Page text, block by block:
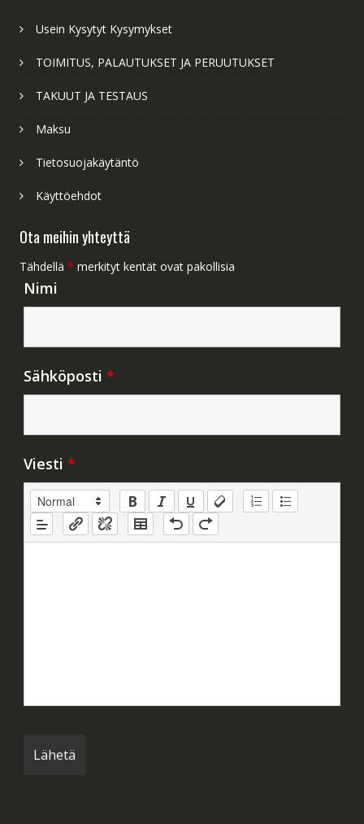
Usein Kysytyt Kysymykset
TOIMITUS, PALAUTUKSET JA PERUUTUKSET
TAKUUT JA TESTAUS
Maksu
Tietosuojakäytäntö
Käyttöehdot
Ota meihin yhteyttä
Tähdellä * merkityt kentät ovat pakollisia
Nimi
Sähköposti *
Viesti *